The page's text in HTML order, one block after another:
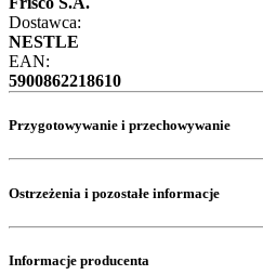
Dostawca:
NESTLE
EAN:
5900862218610
Przygotowywanie i przechowywanie
Ostrzeżenia i pozostałe informacje
Informacje producenta